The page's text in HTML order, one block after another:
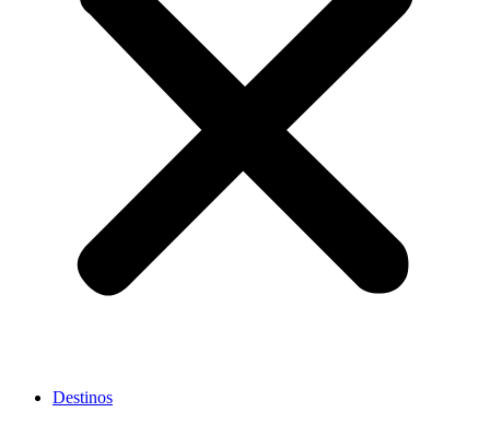
Destinos